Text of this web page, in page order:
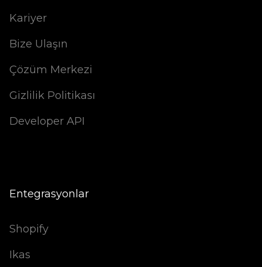
Kariyer
Bize Ulaşın
Çözüm Merkezi
Gizlilik Politikası
Developer API
Entegrasyonlar
Shopify
Ikas